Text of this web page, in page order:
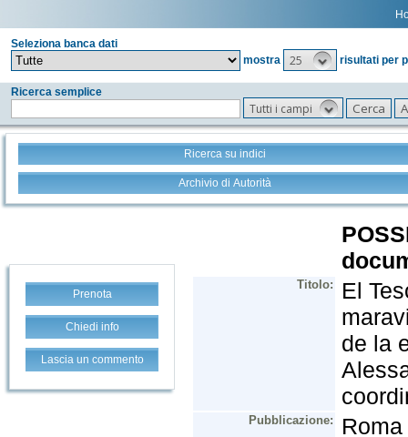
Seleziona banca dati
mostra
25 risultati per
Ricerca semplice
Tutti i campi
Ricerca su indici
Archivio di Autorità
Prenota
Chiedi info
Lascia un commento